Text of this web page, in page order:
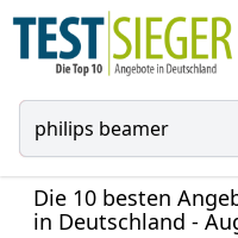
Die 10 besten
in Deutschland -